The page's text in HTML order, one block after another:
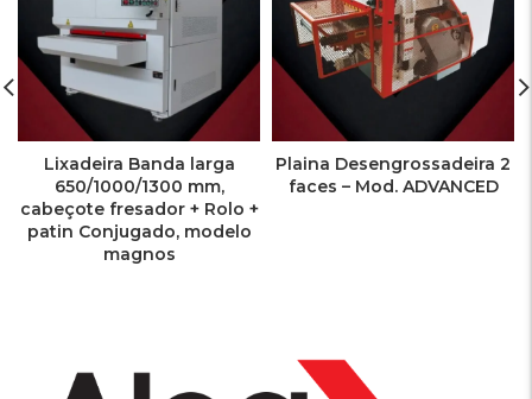
Lixadeira Banda larga
650/1000/1300 mm,
cabeçote fresador + Rolo +
patin Conjugado, modelo
magnos
Plaina Desengrossadeira 2
faces – Mod. ADVANCED